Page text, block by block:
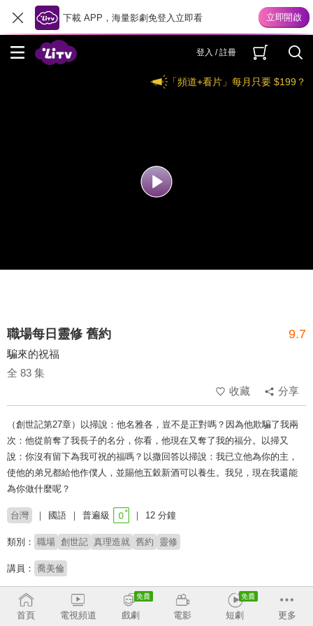
下載 APP，海量影劇免登入立即看
登入 / 註冊
「頻道+看片」每月只要 $199？
職場每日靈修 舊約 9.7
騙來的祝福
全 83 集
收藏
分享
（創世記第27章）以掃說：他名雅各，豈不是正對嗎？因為他欺騙了我兩
次：他從前奪了我長子的名分，你看，他現在又奪了我的福分。以掃又
說：你沒有留下為我可祝的福嗎？以撒回答以掃說：我已立他為你的主，
使他的弟兄都給他作僕人，並賜他五穀新酒可以養生。我兒，現在我還能
為你做什麼呢？
台灣 國語 普遍級 12 分鐘
類別： 職場 創世記 真理造就 舊約 靈修
講員： 喬美倫
收回
首頁
電視頻道 戲劇 電影 短劇 更多